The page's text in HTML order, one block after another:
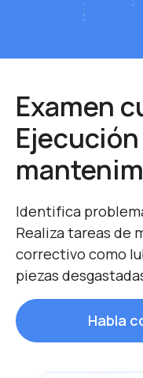
Examen
Identifica
Realiza tareas de
correctivo como
piezas
Habla